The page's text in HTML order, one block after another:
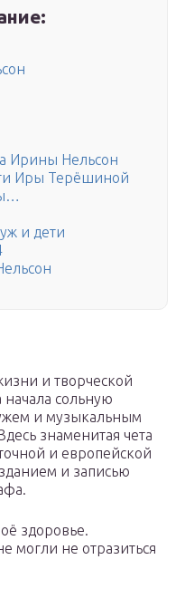
Ирины Нельсон
Иры Терёшиной
и дети
и творческой
сольную
и музыкальным
знаменитая чета
и европейской
и записью
здоровье.
могли не отразиться